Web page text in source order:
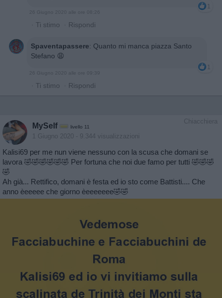
1
26 Giugno 2020 alle ore 08:26
· Ti stimo · Rispondi
Spaventapassere: Quanto mi manca piazza Santo
Stefano 😩
1
26 Giugno 2020 alle ore 09:39
· Ti stimo · Rispondi
Chiacchiera
MySelf livello 11
1 Giugno 2020 - 9.344 visualizzazioni
Kalisi69 per me nun viene nessuno con la scusa che domani se
lavora 🤣🤣🤣🤣🤣🤣 Per fortuna che noi due famo per tutti 🤣🤣🤣
🤣
Ah già... Rettifico, domani è festa ed io sto come Battisti.... Che
anno èeeeee che giorno èeeeeeee🤣🤣